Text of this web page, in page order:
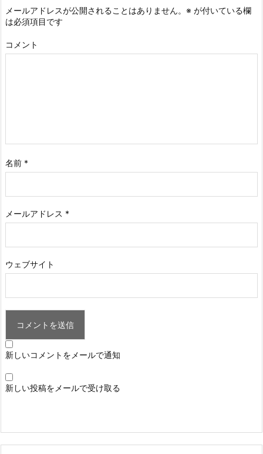
メールアドレスが公開されることはありません。 ※ が付いている欄
は必須項目です
コメント
名前 *
メールアドレス *
ウェブサイト
新しいコメントをメールで通知
新しい投稿をメールで受け取る